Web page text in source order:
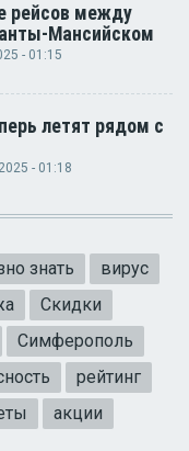
рейсов между
Мансийском
- 01:15
летят рядом с
- 01:18
знать
вирус
Скидки
Симферополь
рейтинг
акции